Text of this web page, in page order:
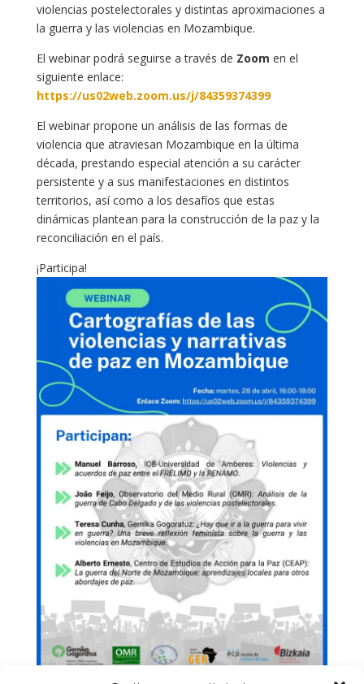
violencias postelectorales y distintas aproximaciones a
la guerra y las violencias en Mozambique.
El webinar podrá seguirse a través de Zoom en el
siguiente enlace:
https://us02web.zoom.us/j/84359374399
El webinar propone un análisis de las formas de
violencia que atraviesan Mozambique en la última
década, prestando especial atención a su carácter
persistente y a sus manifestaciones en distintos
territorios, así como a los desafíos que estas
dinámicas plantean para la construcción de la paz y la
reconciliación en el país.
¡Participa!